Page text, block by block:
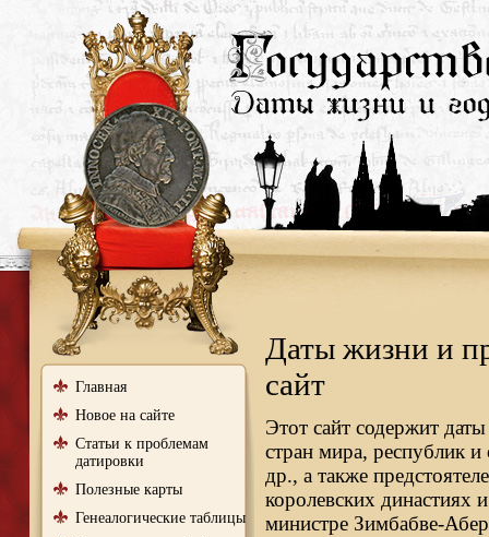
Главная
Новое на сайте
Статьи к проблемам
датировки
Полезные карты
Генеалогические таблицы
Даты жизни и
сайт
Этот сайт содержит
стран мира, республик и
др., а также
королевских династиях
министре Зимбабве-